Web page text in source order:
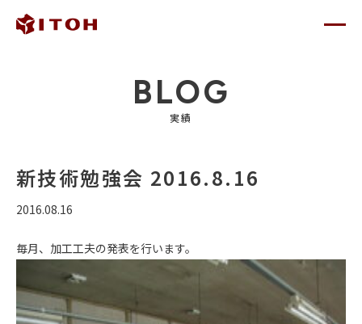
BLOG
実績
新技術勉強会 2016.8.16
2016.08.16
毎月、加工工夫の発表を行います。